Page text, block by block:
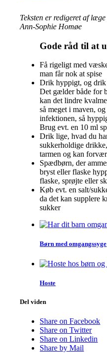
Teksten er redigeret af
Ann-Sophie Homøe
Gode råd til at
Få rigeligt med
man får nok at spise
Drik hyppigt, og drik
Det gælder både for
kan det lindre
så meget i maven,
infektionen, så
Brug evt. en 10 ml
Drik lige, hvad du
sukkerholdige
tarmen og kan
Spædbørn, der
bryst eller flaske
flaske, sprøjte eller
Køb evt. en salt/
da det kan supplere
sukker
Børn med omgangssyge
Hoste
Del viden
Share on Facebook
Share on Twitter
Share on Linkedin
Share by Mail